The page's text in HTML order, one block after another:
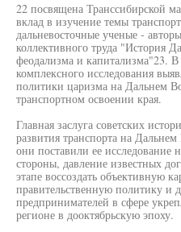
22 посвящена Транссибирской
вклад в изучение темы
дальневосточные ученые -
коллективного труда "История
феодализма и капитализма"23. В
комплексного исследования
политики царизма на Дальнем
транспортном освоении края.
Главная заслуга советских
развития транспорта на
они поставили ее исследование
стороны, давление известных
этапе воссоздать объективную
правительственную политику и
предпринимателей в сфере
регионе в дооктябрьскую эпоху.